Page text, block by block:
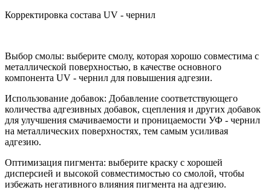
Корректировка состава UV - чернил
Выбор смолы: выберите смолу, которая хорошо совместима с
металлической поверхностью, в качестве основного
компонента UV - чернил для повышения адгезии.
Использование добавок: Добавление соответствующего
количества адгезивных добавок, сцепления и других добавок
для улучшения смачиваемости и проницаемости УФ - чернил
на металлических поверхностях, тем самым усиливая
адгезию.
Оптимизация пигмента: выберите краску с хорошей
дисперсией и высокой совместимостью со смолой, чтобы
избежать негативного влияния пигмента на адгезию.